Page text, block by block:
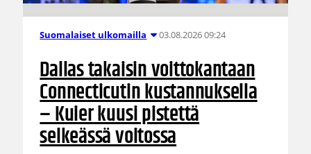
Suomalaiset ulkomailla 03.08.2026 09:24
Dallas takaisin voittokantaan
Connecticutin kustannuksella
– Kuier kuusi pistettä
selkeässä voitossa